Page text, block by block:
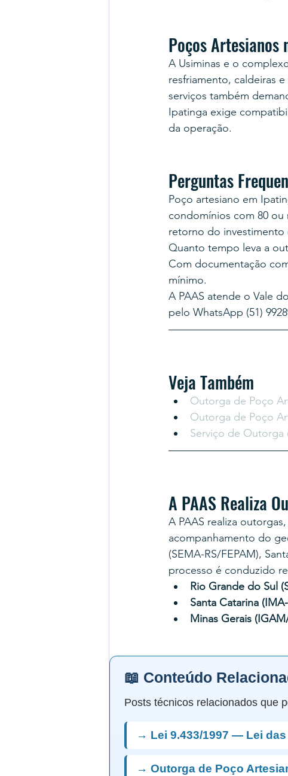
Poços
A Usiminas e o
resfriamento, caldeiras
serviços também
Ipatinga exige
da operação.
Perguntas
Poço artesiano em
condomínios com 80 ou
retorno do investimento
Quanto tempo leva a
Com documentação
mínimo.
A PAAS atende o Vale
pelo WhatsApp (51)
Veja Também
Outorga de Poço
Outorga de Poço
Serviço de
A PAAS Realiza
A PAAS realiza
acompanhamento do
(SEMA-RS/FEPAM),
processo é conduzido
Rio Grande do Sul
Santa Catarina
Minas Gerais
📖 Conteúdo
Posts técnicos relacionados que
→ Lei 9.433/1997 — Lei
→ Outorga de Poço